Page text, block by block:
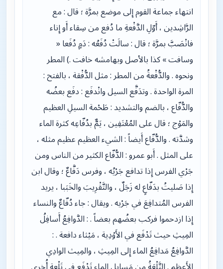
انتهاء جماعة القوم إِلى موضع بمرَّة ؛ قال : مع
الرَّاشِدين ، أَوّلِ الدَّفْعةِ ما دُفع من سِقاء أَو إِناء
فانْصَبَّ بمرَّة ؛ قال : سالَتْ دُفَعُه : دَمٍ دُفَعا «
وسافت » كذا بالأصل وبهامشه خافت .) المطر
ونحوه . والدُّفْعةُ من المطر : مثل الدُّفْقة ، بالفتح :
المرة الواحدة . وتدَفَّع السيل وانْدفَع : دفَع بعضُه
والدُّفّاع ، بالضم والتشديد : طَحْمة السيلِ العظيم
والمَوْج ؛ قال على المُعْتَفِين ، يَمٌّ بدُفّاعِه كثرة الماء
وشدَّته . والدُّفّاع أَيضاً : الشيء العظيم عظيم مثله ،
على المثل . أَبو عمرو : الدُّفّاع الكثير من الناس ومن
جَرْي الفرس إِذا تدافع جَرْيُه ، وفرس دَفَّاعٌ ؛ وقال ابن
إِذا صَليتُ بدَفّاعٍ له زَجَلٌ ، والتَّقْرِيبَ والخَبَبا ، يريد
الفرس المُتدافِعَ في جَرْيه . ويقال : جاء دُفّاعٌ والنساء
إِذا ازدحموا فركب بعضُهم بعضاً . : الدَّوافِعُ أَسافِلُ
المِيثِ حيث تَدْفَع في الأَوْدِية ، مَيْثاء دافعة . :
الدَّوافِعُ مَدافِعُ الماء إِلى المِيثِ ، والمِيث الوادِي